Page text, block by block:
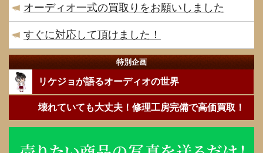
オーディオ一式の買取りをお願いしました
すぐに対応して頂けました！
特別企画
リケジョが語るオーディオの世界
壊れていても大丈夫！修理工房完備で高価買取！